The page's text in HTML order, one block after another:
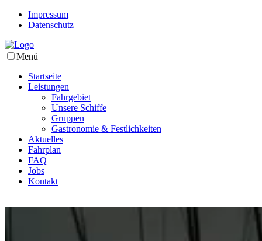
Impressum
Datenschutz
Menü
Startseite
Leistungen
Fahrgebiet
Unsere Schiffe
Gruppen
Gastronomie & Festlichkeiten
Aktuelles
Fahrplan
FAQ
Jobs
Kontakt